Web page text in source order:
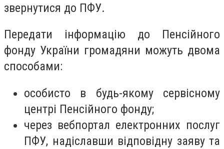
звернутися до ПФУ.
Передати інформацію до Пенсійного
фонду України громадяни можуть двома
способами:
особисто в будь-якому сервісному
центрі Пенсійного фонду;
через вебпортал електронних послуг
ПФУ, надіславши відповідну заяву та